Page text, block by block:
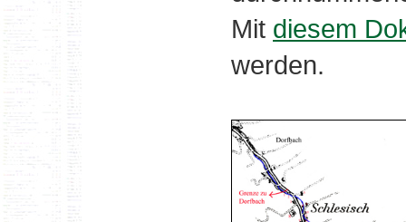
Mit diesem
werden.